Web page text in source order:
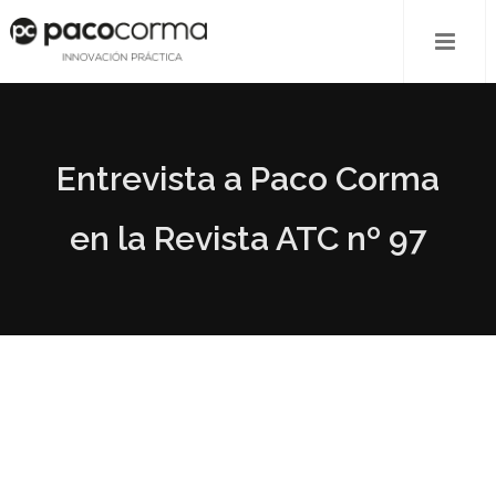
Entrevista a Paco Corma
en la Revista ATC nº 97